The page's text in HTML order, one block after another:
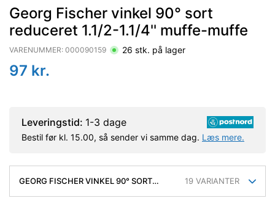
Georg Fischer vinkel 90° sort
reduceret 1.1/2-1.1/4'' muffe-muffe
VARENUMMER: 000090159 26 stk. på lager
97 kr.
Leveringstid: 1-3 dage
Bestil før kl. 15.00, så sender vi samme dag. Læs mere.
GEORG FISCHER VINKEL 90° SORT
19 VARIANTER